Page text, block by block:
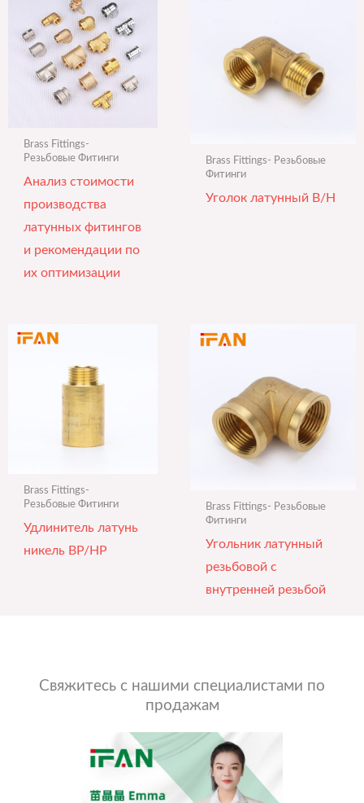
Brass Fittings-
Резьбовые Фитинги
Анализ стоимости
производства
латунных фитингов
и рекомендации по
их оптимизации
Brass Fittings- Резьбовые
Фитинги
Уголок латунный В/Н
Brass Fittings-
Резьбовые Фитинги
Удлинитель латунь
никель ВР/НР
Brass Fittings- Резьбовые
Фитинги
Угольник латунный
резьбовой с
внутренней резьбой
Свяжитесь с нашими специалистами по
продажам